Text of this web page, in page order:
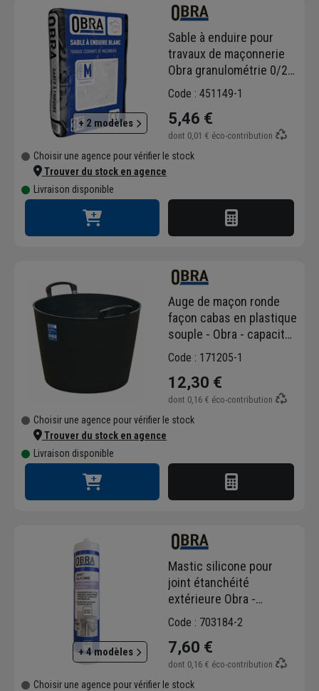
+ 2 modèles
Sable à enduire pour
travaux de maçonnerie
Obra granulométrie 0/2
mm mixte Blanc sac de
35 kg
Code : 451149-1
5,46 €
dont 0,01 € éco-contribution
Choisir une agence pour vérifier le stock
Trouver du stock en agence
Livraison disponible
Auge de maçon ronde
façon cabas en plastique
souple - Obra - capacité
42 LTR
Code : 171205-1
12,30 €
dont 0,16 € éco-contribution
Choisir une agence pour vérifier le stock
Trouver du stock en agence
Livraison disponible
+ 4 modèles
Mastic silicone pour
joint étanchéité
extérieure Obra -
Cartouche de 300 MLT -
Code : 703184-2
7,60 €
dont 0,16 € éco-contribution
Choisir une agence pour vérifier le stock